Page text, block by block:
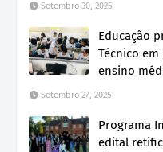
Setembro 30, 2025
Educação
Técnico
ensino
Setembro 27, 2025
Programa
edital